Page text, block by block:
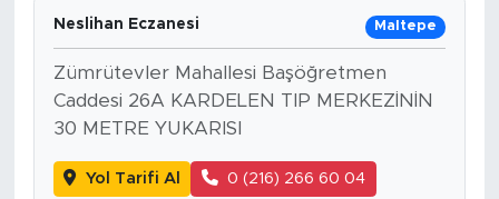
Neslihan Eczanesi Maltepe
Zümrütevler Mahallesi Başöğretmen
Caddesi 26A KARDELEN TIP MERKEZİNİN
30 METRE YUKARISI
Yol Tarifi Al 0 (216) 266 60 04